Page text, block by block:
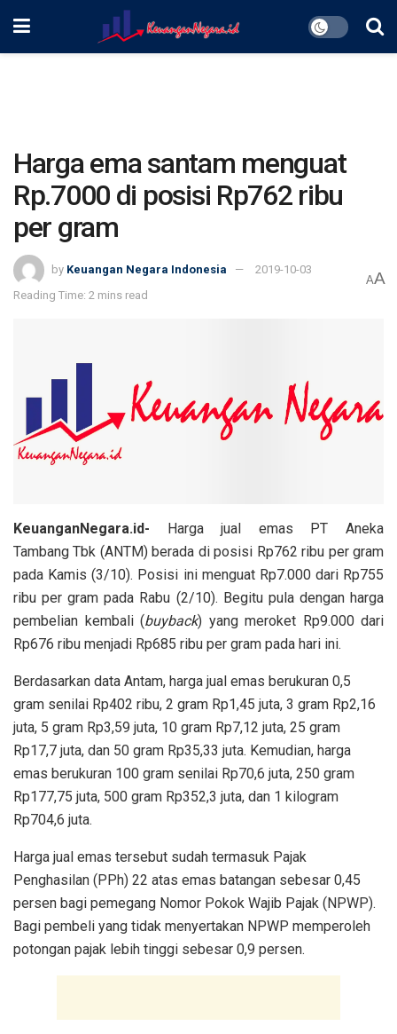
Harga ema santam menguat
Rp.7000 di posisi Rp762 ribu
per gram
by Keuangan Negara Indonesia
2019-10-03
Reading Time: 2 mins read
AA
KeuanganNegara.id- Harga jual emas PT Aneka
Tambang Tbk (ANTM) berada di posisi Rp762 ribu per gram
pada Kamis (3/10). Posisi ini menguat Rp7.000 dari Rp755
ribu per gram pada Rabu (2/10). Begitu pula dengan harga
pembelian kembali (buyback) yang meroket Rp9.000 dari
Rp676 ribu menjadi Rp685 ribu per gram pada hari ini.
Berdasarkan data Antam, harga jual emas berukuran 0,5
gram senilai Rp402 ribu, 2 gram Rp1,45 juta, 3 gram Rp2,16
juta, 5 gram Rp3,59 juta, 10 gram Rp7,12 juta, 25 gram
Rp17,7 juta, dan 50 gram Rp35,33 juta. Kemudian, harga
emas berukuran 100 gram senilai Rp70,6 juta, 250 gram
Rp177,75 juta, 500 gram Rp352,3 juta, dan 1 kilogram
Rp704,6 juta.
Harga jual emas tersebut sudah termasuk Pajak
Penghasilan (PPh) 22 atas emas batangan sebesar 0,45
persen bagi pemegang Nomor Pokok Wajib Pajak (NPWP).
Bagi pembeli yang tidak menyertakan NPWP memperoleh
potongan pajak lebih tinggi sebesar 0,9 persen.